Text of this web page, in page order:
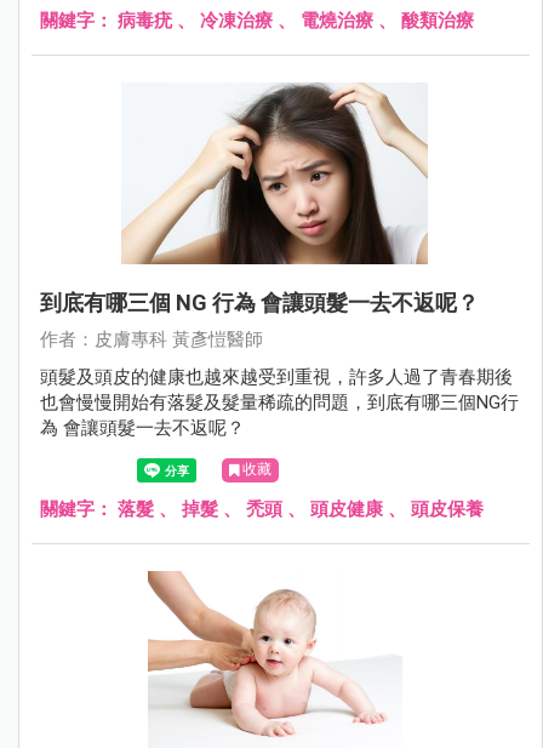
關鍵字： 病毒疣、 冷凍治療 、 電燒治療 、 酸類治療
到底有哪三個 NG 行為 會讓頭髮一去不返呢？
作者：⽪膚專科 黃彥愷醫師
頭髮及頭皮的健康也越來越受到重視，許多人過了青春期後
也會慢慢開始有落髮及髮量稀疏的問題，到底有哪三個NG行
為 會讓頭髮一去不返呢？
收藏
關鍵字： 落髮 、 掉髮 、 禿頭 、 頭皮健康 、 頭皮保養